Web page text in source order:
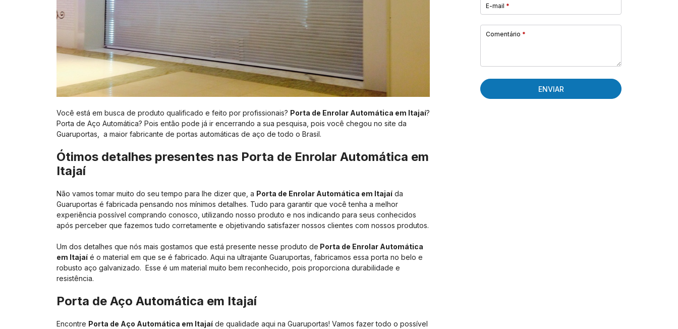
Você está em busca de produto qualificado e feito por profissionais? Porta de Enrolar Automática em Itajaí?
Porta de Aço Automática? Pois então pode já ir encerrando a sua pesquisa, pois você chegou no site da
Guaruportas, a maior fabricante de portas automáticas de aço de todo o Brasil.
Ótimos detalhes presentes nas Porta de Enrolar Automática em
Itajaí
Não vamos tomar muito do seu tempo para lhe dizer que, a Porta de Enrolar Automática em Itajaí da
Guaruportas é fabricada pensando nos mínimos detalhes. Tudo para garantir que você tenha a melhor
experiência possível comprando conosco, utilizando nosso produto e nos indicando para seus conhecidos
após perceber que fazemos tudo corretamente e objetivando satisfazer nossos clientes com nossos produtos.
Um dos detalhes que nós mais gostamos que está presente nesse produto de Porta de Enrolar Automática
em Itajaí é o material em que se é fabricado. Aqui na ultrajante Guaruportas, fabricamos essa porta no belo e
robusto aço galvanizado. Esse é um material muito bem reconhecido, pois proporciona durabilidade e
resistência.
Porta de Aço Automática em Itajaí
Encontre Porta de Aço Automática em Itajaí de qualidade aqui na Guaruportas! Vamos fazer todo o possível
E-mail *
Comentário *
ENVIAR